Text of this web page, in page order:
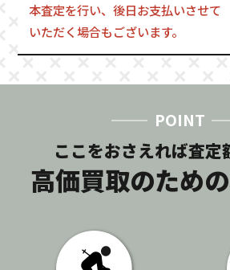
本査定を行い、後日お支払いさせて
いただく場合もございます。
POINT
ここをおさえれば査定
高価買取のため